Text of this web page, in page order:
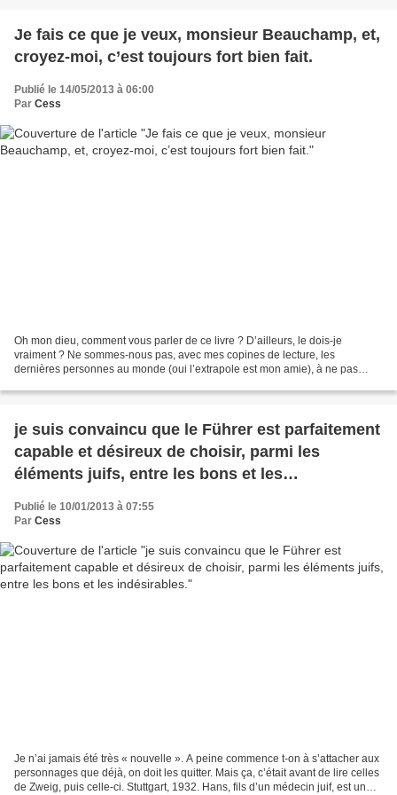
Je fais ce que je veux, monsieur Beauchamp, et,
croyez-moi, c’est toujours fort bien fait.
Publié le 14/05/2013 à 06:00
Par Cess
Oh mon dieu, comment vous parler de ce livre ? D’ailleurs, le dois-je
vraiment ? Ne sommes-nous pas, avec mes copines de lecture, les
dernières personnes au monde (oui l’extrapole est mon amie), à ne pas
je suis convaincu que le Führer est parfaitement
capable et désireux de choisir, parmi les
éléments juifs, entre les bons et les
indésirables.
Publié le 10/01/2013 à 07:55
Par Cess
Je n’ai jamais été très « nouvelle ». A peine commence t-on à s’attacher aux
personnages que déjà, on doit les quitter. Mais ça, c’était avant de lire celles
de Zweig, puis celle-ci. Stuttgart, 1932. Hans, fils d’un médecin juif, est un